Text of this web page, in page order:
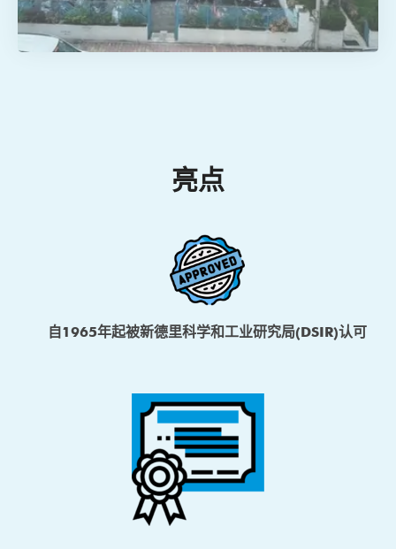
亮点
自1965年起被新德里科学和工业研究局(DSIR)认可